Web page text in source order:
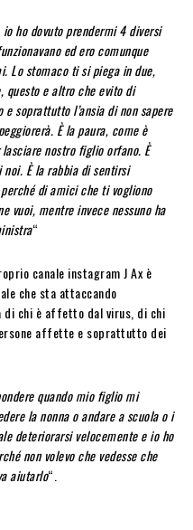
ho dovuto prendermi 4 diversi
ed ero comunque
Lo stomaco ti si piega in due,
e altro che evito di
soprattutto l’ansia di non sapere
È la paura, come è
nostro figlio orfano. È
È la rabbia di sentirsi
di amici che ti vogliono
vuoi, mentre invece nessuno ha
“
canale instagram J Ax è
che sta attaccando
di chi è affetto dal virus, di chi
affette e soprattutto dei
quando mio figlio mi
la nonna o andare a scuola o i
deteriorarsi velocemente e io ho
non volevo che vedesse che
aiutarlo“.